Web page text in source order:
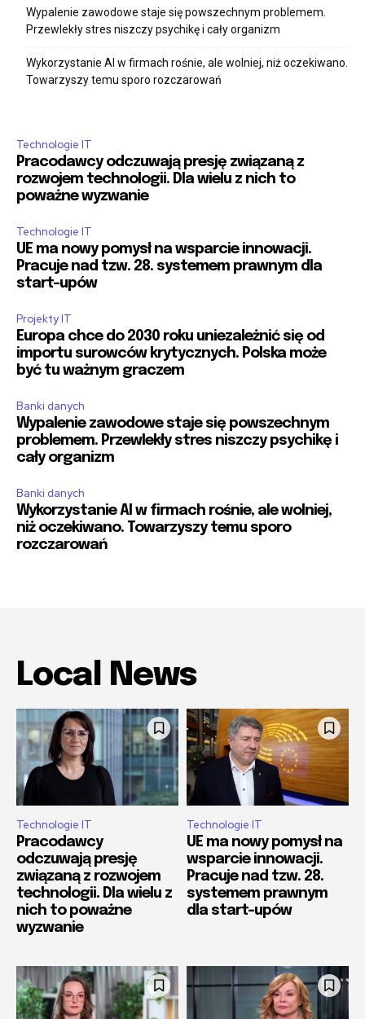
Wypalenie zawodowe staje się powszechnym problemem.
Przewlekły stres niszczy psychikę i cały organizm
Wykorzystanie AI w firmach rośnie, ale wolniej, niż oczekiwano.
Towarzyszy temu sporo rozczarowań
Technologie IT
Pracodawcy odczuwają presję związaną z
rozwojem technologii. Dla wielu z nich to
poważne wyzwanie
Technologie IT
UE ma nowy pomysł na wsparcie innowacji.
Pracuje nad tzw. 28. systemem prawnym dla
start-upów
Projekty IT
Europa chce do 2030 roku uniezależnić się od
importu surowców krytycznych. Polska może
być tu ważnym graczem
Banki danych
Wypalenie zawodowe staje się powszechnym
problemem. Przewlekły stres niszczy psychikę i
cały organizm
Banki danych
Wykorzystanie AI w firmach rośnie, ale wolniej,
niż oczekiwano. Towarzyszy temu sporo
rozczarowań
Local News
Technologie IT
Pracodawcy
odczuwają presję
związaną z rozwojem
technologii. Dla wielu z
nich to poważne
wyzwanie
Technologie IT
UE ma nowy pomysł na
wsparcie innowacji.
Pracuje nad tzw. 28.
systemem prawnym
dla start-upów